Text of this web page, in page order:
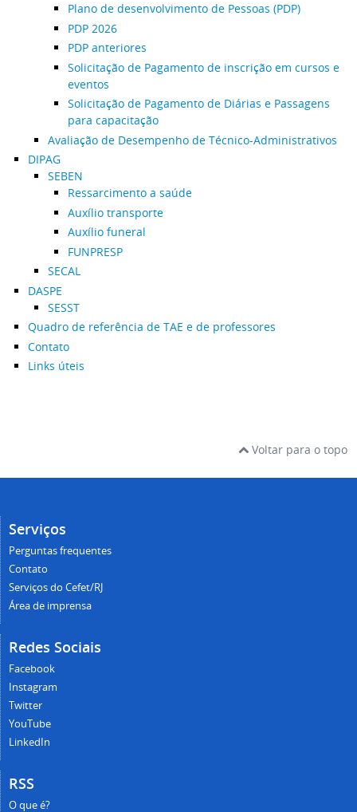
Plano de desenvolvimento de Pessoas (PDP)
PDP 2026
PDP anteriores
Solicitação de Pagamento de inscrição em cursos e
eventos
Solicitação de Pagamento de Diárias e Passagens
para capacitação
Avaliação de Desempenho de Técnico-Administrativos
DIPAG
SEBEN
Ressarcimento a saúde
Auxílio transporte
Auxílio funeral
FUNPRESP
SECAL
DASPE
SESST
Quadro de referência de TAE e de professores
Contato
Links úteis
Voltar para o topo
Serviços
Perguntas frequentes
Contato
Serviços do Cefet/RJ
Área de imprensa
Redes Sociais
Facebook
Instagram
Twitter
YouTube
LinkedIn
RSS
O que é?